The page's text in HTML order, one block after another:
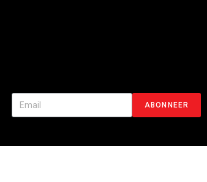
ABONNEER